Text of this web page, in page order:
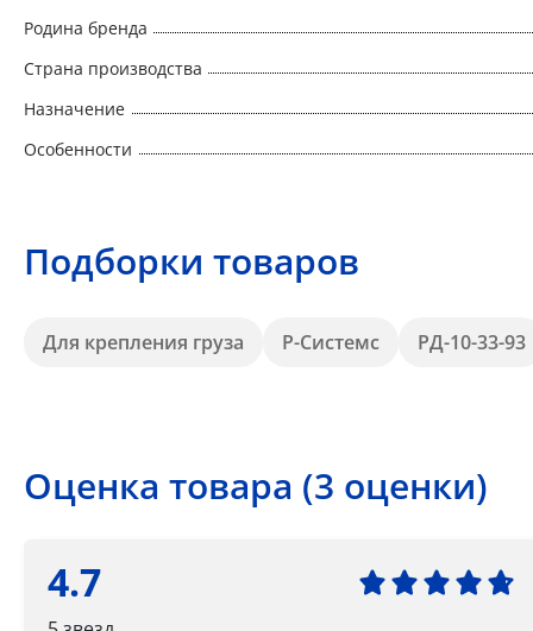
Родина бренда
Страна производства
Назначение
Особенности
Подборки товаров
Для крепления груза Р-Системс РД-10-33-93
Оценка товара (3 оценки)
4.7